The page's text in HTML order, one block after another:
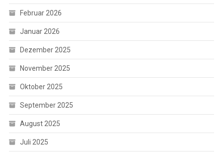
Februar 2026
Januar 2026
Dezember 2025
November 2025
Oktober 2025
September 2025
August 2025
Juli 2025